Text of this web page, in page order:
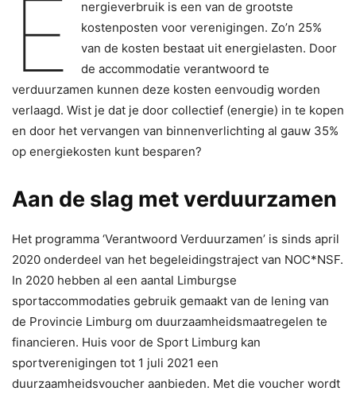
E
nergieverbruik is een van de grootste
kostenposten voor verenigingen. Zo’n 25%
van de kosten bestaat uit energielasten. Door
de accommodatie verantwoord te
verduurzamen kunnen deze kosten eenvoudig worden
verlaagd. Wist je dat je door collectief (energie) in te kopen
en door het vervangen van binnenverlichting al gauw 35%
op energiekosten kunt besparen?
Aan de slag met verduurzamen
Het programma ‘Verantwoord Verduurzamen’ is sinds april
2020 onderdeel van het begeleidingstraject van NOC*NSF.
In 2020 hebben al een aantal Limburgse
sportaccommodaties gebruik gemaakt van de lening van
de Provincie Limburg om duurzaamheidsmaatregelen te
financieren. Huis voor de Sport Limburg kan
sportverenigingen tot 1 juli 2021 een
duurzaamheidsvoucher aanbieden. Met die voucher wordt